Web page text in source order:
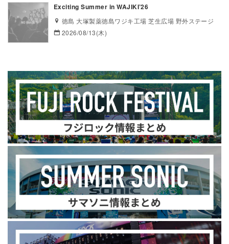
Exciting Summer in WAJIKI’26
徳島 大塚製薬徳島ワジキ工場 芝生広場 野外ステージ
2026/08/13(木)